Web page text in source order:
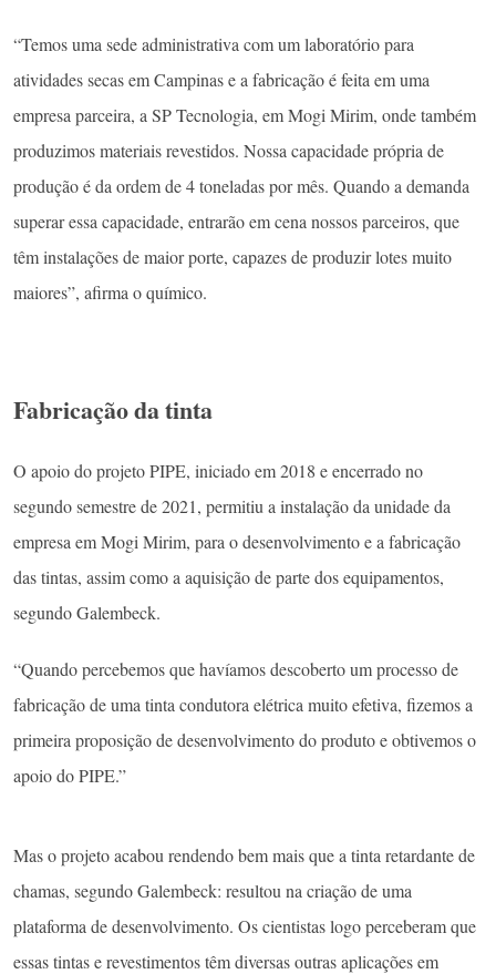
“Temos uma sede administrativa com um laboratório para
atividades secas em Campinas e a fabricação é feita em uma
empresa parceira, a SP Tecnologia, em Mogi Mirim, onde também
produzimos materiais revestidos. Nossa capacidade própria de
produção é da ordem de 4 toneladas por mês. Quando a demanda
superar essa capacidade, entrarão em cena nossos parceiros, que
têm instalações de maior porte, capazes de produzir lotes muito
maiores”, afirma o químico.
Fabricação da tinta
O apoio do projeto PIPE, iniciado em 2018 e encerrado no
segundo semestre de 2021, permitiu a instalação da unidade da
empresa em Mogi Mirim, para o desenvolvimento e a fabricação
das tintas, assim como a aquisição de parte dos equipamentos,
segundo Galembeck.
“Quando percebemos que havíamos descoberto um processo de
fabricação de uma tinta condutora elétrica muito efetiva, fizemos a
primeira proposição de desenvolvimento do produto e obtivemos o
apoio do PIPE.”
Mas o projeto acabou rendendo bem mais que a tinta retardante de
chamas, segundo Galembeck: resultou na criação de uma
plataforma de desenvolvimento. Os cientistas logo perceberam que
essas tintas e revestimentos têm diversas outras aplicações em